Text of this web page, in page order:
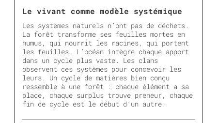
Le vivant comme modèle systémique
Les systèmes naturels n’ont pas de déchets.
La forêt transforme ses feuilles mortes en
humus, qui nourrit les racines, qui portent
les feuilles. L’océan intègre chaque apport
dans un cycle plus vaste. Les clans
observent ces systèmes pour concevoir les
leurs. Un cycle de matières bien conçu
ressemble à une forêt : chaque élément a sa
place, chaque surplus trouve preneur, chaque
fin de cycle est le début d’un autre.